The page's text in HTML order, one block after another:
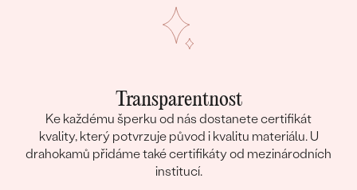
Transparentnost
Ke každému šperku od nás dostanete certifikát
kvality, který potvrzuje původ i kvalitu materiálu. U
drahokamů přidáme také certifikáty od mezinárodních
institucí.